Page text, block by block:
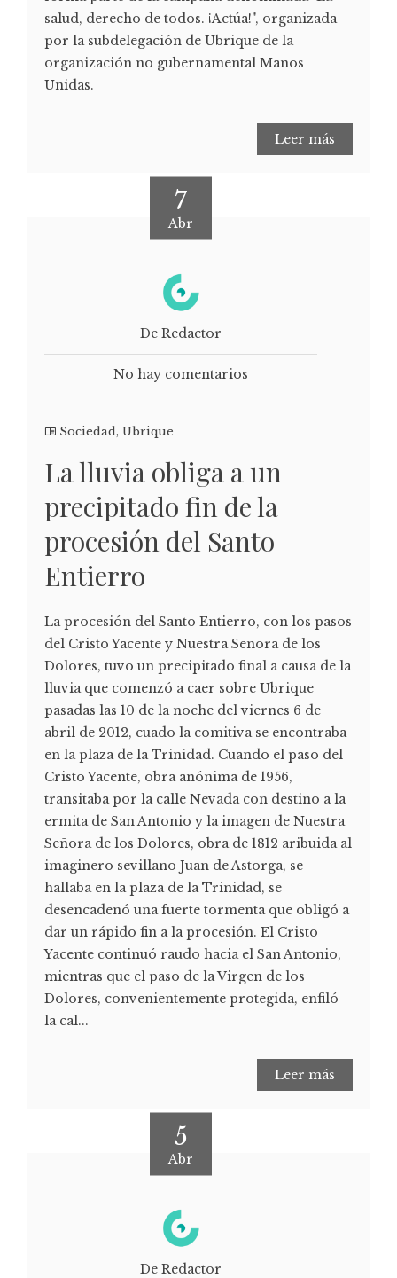
salud, derecho de todos. ¡Actúa!", organizada
por la subdelegación de Ubrique de la
organización no gubernamental Manos
Unidas.
Leer más
7
Abr
De Redactor
No hay comentarios
Sociedad, Ubrique
La lluvia obliga a un
precipitado fin de la
procesión del Santo
Entierro
La procesión del Santo Entierro, con los pasos
del Cristo Yacente y Nuestra Señora de los
Dolores, tuvo un precipitado final a causa de la
lluvia que comenzó a caer sobre Ubrique
pasadas las 10 de la noche del viernes 6 de
abril de 2012, cuado la comitiva se encontraba
en la plaza de la Trinidad. Cuando el paso del
Cristo Yacente, obra anónima de 1956,
transitaba por la calle Nevada con destino a la
ermita de San Antonio y la imagen de Nuestra
Señora de los Dolores, obra de 1812 aribuida al
imaginero sevillano Juan de Astorga, se
hallaba en la plaza de la Trinidad, se
desencadenó una fuerte tormenta que obligó a
dar un rápido fin a la procesión. El Cristo
Yacente continuó raudo hacia el San Antonio,
mientras que el paso de la Virgen de los
Dolores, convenientemente protegida, enfiló
la cal...
Leer más
5
Abr
De Redactor